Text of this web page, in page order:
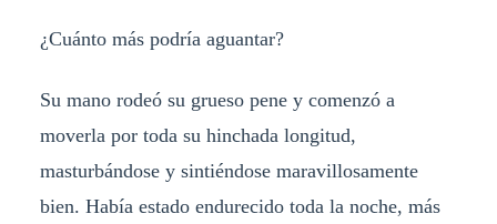
¿Cuánto más podría aguantar?
Su mano rodeó su grueso pene y comenzó a
moverla por toda su hinchada longitud,
masturbándose y sintiéndose maravillosamente
bien. Había estado endurecido toda la noche, más